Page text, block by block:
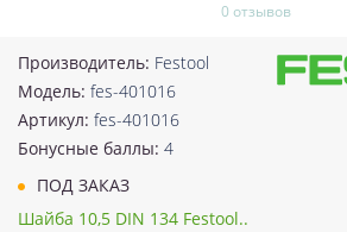
0 отзывов
Производитель: Festool
Модель: fes-401016
Артикул: fes-401016
Бонусные баллы: 4
ПОД ЗАКАЗ
Шайба 10,5 DIN 134 Festool..